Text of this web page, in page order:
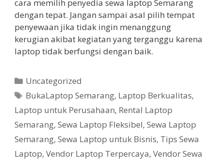
cara memilih penyedia sewa laptop Semarang
dengan tepat. Jangan sampai asal pilih tempat
penyewaan jika tidak ingin menanggung
kerugian akibat kegiatan yang terganggu karena
laptop tidak berfungsi dengan baik.
Kategori
Uncategorized
Tag
BukaLaptop Semarang, Laptop Berkualitas,
Laptop untuk Perusahaan, Rental Laptop
Semarang, Sewa Laptop Fleksibel, Sewa Laptop
Semarang, Sewa Laptop untuk Bisnis, Tips Sewa
Laptop, Vendor Laptop Terpercaya, Vendor Sewa